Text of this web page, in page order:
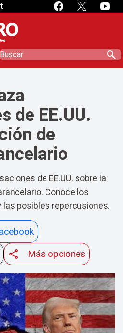
search
de EE.UU.
de
de EE.UU. sobre la
Conoce los
posibles repercusiones.
Más opciones